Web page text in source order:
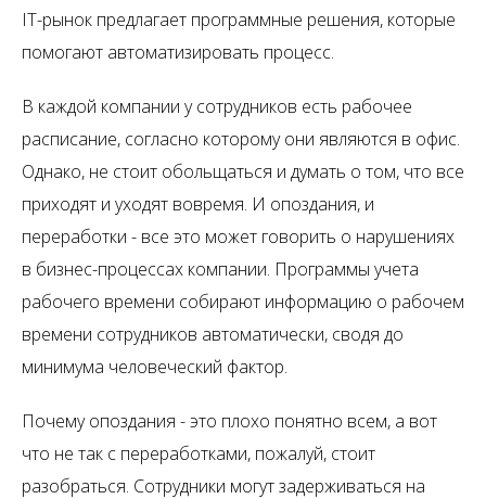
IT-рынок предлагает программные решения, которые
помогают автоматизировать процесс.
В каждой компании у сотрудников есть рабочее
расписание, согласно которому они являются в офис.
Однако, не стоит обольщаться и думать о том, что все
приходят и уходят вовремя. И опоздания, и
переработки - все это может говорить о нарушениях
в бизнес-процессах компании. Программы учета
рабочего времени собирают информацию о рабочем
времени сотрудников автоматически, сводя до
минимума человеческий фактор.
Почему опоздания - это плохо понятно всем, а вот
что не так с переработками, пожалуй, стоит
разобраться. Сотрудники могут задерживаться на